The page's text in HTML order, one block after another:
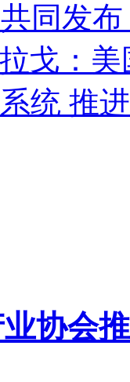
同发
戈：
统 推
协会